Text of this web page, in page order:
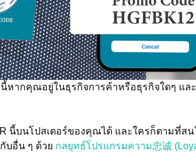
หากคุณอยู่ในธุรกิจการค้าหรือธุรกิจใดๆ แล
นี้บนโปสเตอร์ของคุณได้ และใครก็ตามที่ส
บอื่น ๆ ด้วย กลยุทธ์โปรแกรมความ忠诚